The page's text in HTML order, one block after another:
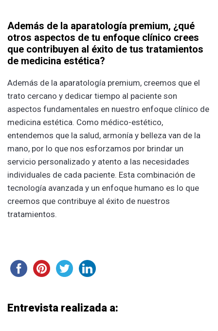
Además de la aparatología premium, ¿qué
otros aspectos de tu enfoque clínico crees
que contribuyen al éxito de tus tratamientos
de medicina estética?
Además de la aparatología premium, creemos que el
trato cercano y dedicar tiempo al paciente son
aspectos fundamentales en nuestro enfoque clínico de
medicina estética. Como médico-estético,
entendemos que la salud, armonía y belleza van de la
mano, por lo que nos esforzamos por brindar un
servicio personalizado y atento a las necesidades
individuales de cada paciente. Esta combinación de
tecnología avanzada y un enfoque humano es lo que
creemos que contribuye al éxito de nuestros
tratamientos.
Entrevista realizada a: